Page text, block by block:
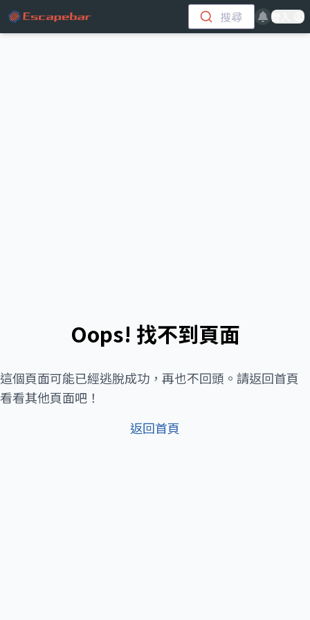
跳至主要內容
搜尋 登入
Oops! 找不到頁面
這個頁面可能已經逃脫成功，再也不回頭。請返回首頁
看看其他頁面吧！
返回首頁